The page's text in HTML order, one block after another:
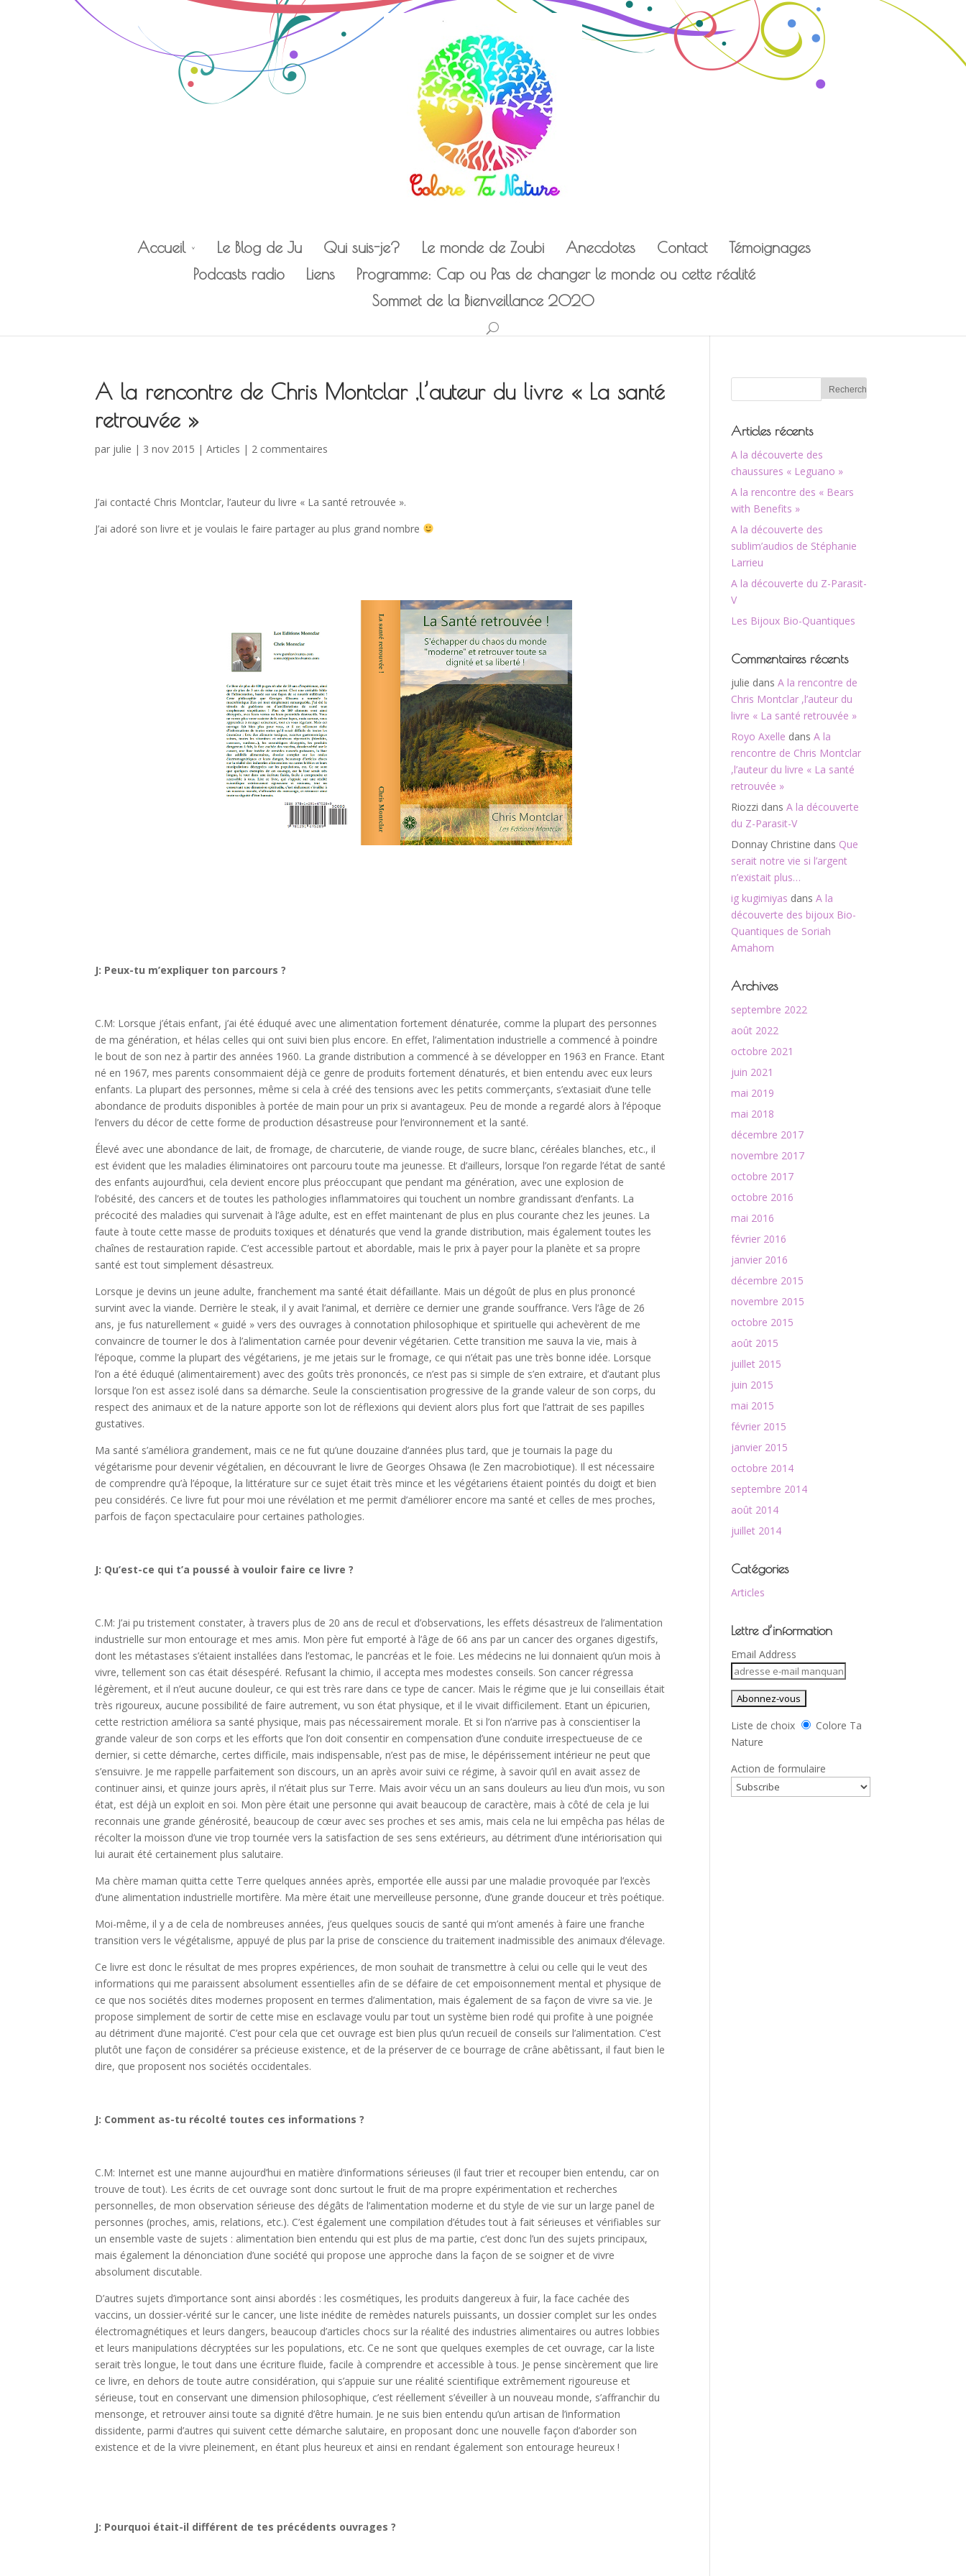
Accueil Le Blog de Ju Qui suis-je? Le monde de Zoubi Anecdotes Contact
Témoignages
Podcasts radio
Liens
Programme: Cap ou Pas de changer le monde ou cette réalité
Sommet de la Bienveillance 2020
A la rencontre de Chris Montclar ,l’auteur du livre « La santé
retrouvée »
par julie | 3 nov 2015 | Articles | 2 commentaires
J’ai contacté Chris Montclar, l’auteur du livre « La santé retrouvée ».
J’ai adoré son livre et je voulais le faire partager au plus grand nombre
J: Peux-tu m’expliquer ton parcours ?
C.M: Lorsque j’étais enfant, j’ai été éduqué avec une alimentation fortement dénaturée, comme la plupart des personnes
de ma génération, et hélas celles qui ont suivi bien plus encore. En effet, l’alimentation industrielle a commencé à poindre
le bout de son nez à partir des années 1960. La grande distribution a commencé à se développer en 1963 en France. Etant
né en 1967, mes parents consommaient déjà ce genre de produits fortement dénaturés, et bien entendu avec eux leurs
enfants. La plupart des personnes, même si cela à créé des tensions avec les petits commerçants, s’extasiait d’une telle
abondance de produits disponibles à portée de main pour un prix si avantageux. Peu de monde a regardé alors à l’époque
l’envers du décor de cette forme de production désastreuse pour l’environnement et la santé.
Élevé avec une abondance de lait, de fromage, de charcuterie, de viande rouge, de sucre blanc, céréales blanches, etc., il
est évident que les maladies éliminatoires ont parcouru toute ma jeunesse. Et d’ailleurs, lorsque l’on regarde l’état de santé
des enfants aujourd’hui, cela devient encore plus préoccupant que pendant ma génération, avec une explosion de
l’obésité, des cancers et de toutes les pathologies inflammatoires qui touchent un nombre grandissant d’enfants. La
précocité des maladies qui survenait à l’âge adulte, est en effet maintenant de plus en plus courante chez les jeunes. La
faute à toute cette masse de produits toxiques et dénaturés que vend la grande distribution, mais également toutes les
chaînes de restauration rapide. C’est accessible partout et abordable, mais le prix à payer pour la planète et sa propre
santé est tout simplement désastreux.
Lorsque je devins un jeune adulte, franchement ma santé était défaillante. Mais un dégoût de plus en plus prononcé
survint avec la viande. Derrière le steak, il y avait l’animal, et derrière ce dernier une grande souffrance. Vers l’âge de 26
ans, je fus naturellement « guidé » vers des ouvrages à connotation philosophique et spirituelle qui achevèrent de me
convaincre de tourner le dos à l’alimentation carnée pour devenir végétarien. Cette transition me sauva la vie, mais à
l’époque, comme la plupart des végétariens, je me jetais sur le fromage, ce qui n’était pas une très bonne idée. Lorsque
l’on a été éduqué (alimentairement) avec des goûts très prononcés, ce n’est pas si simple de s’en extraire, et d’autant plus
lorsque l’on est assez isolé dans sa démarche. Seule la conscientisation progressive de la grande valeur de son corps, du
respect des animaux et de la nature apporte son lot de réflexions qui devient alors plus fort que l’attrait de ses papilles
gustatives.
Ma santé s’améliora grandement, mais ce ne fut qu’une douzaine d’années plus tard, que je tournais la page du
végétarisme pour devenir végétalien, en découvrant le livre de Georges Ohsawa (le Zen macrobiotique). Il est nécessaire
de comprendre qu’à l’époque, la littérature sur ce sujet était très mince et les végétariens étaient pointés du doigt et bien
peu considérés. Ce livre fut pour moi une révélation et me permit d’améliorer encore ma santé et celles de mes proches,
parfois de façon spectaculaire pour certaines pathologies.
J: Qu’est-ce qui t’a poussé à vouloir faire ce livre ?
C.M: J’ai pu tristement constater, à travers plus de 20 ans de recul et d’observations, les effets désastreux de l’alimentation
industrielle sur mon entourage et mes amis. Mon père fut emporté à l’âge de 66 ans par un cancer des organes digestifs,
dont les métastases s’étaient installées dans l’estomac, le pancréas et le foie. Les médecins ne lui donnaient qu’un mois à
vivre, tellement son cas était désespéré. Refusant la chimio, il accepta mes modestes conseils. Son cancer régressa
légèrement, et il n’eut aucune douleur, ce qui est très rare dans ce type de cancer. Mais le régime que je lui conseillais était
très rigoureux, aucune possibilité de faire autrement, vu son état physique, et il le vivait difficilement. Etant un épicurien,
cette restriction améliora sa santé physique, mais pas nécessairement morale. Et si l’on n’arrive pas à conscientiser la
grande valeur de son corps et les efforts que l’on doit consentir en compensation d’une conduite irrespectueuse de ce
dernier, si cette démarche, certes difficile, mais indispensable, n’est pas de mise, le dépérissement intérieur ne peut que
s’ensuivre. Je me rappelle parfaitement son discours, un an après avoir suivi ce régime, à savoir qu’il en avait assez de
continuer ainsi, et quinze jours après, il n’était plus sur Terre. Mais avoir vécu un an sans douleurs au lieu d’un mois, vu son
état, est déjà un exploit en soi. Mon père était une personne qui avait beaucoup de caractère, mais à côté de cela je lui
reconnais une grande générosité, beaucoup de cœur avec ses proches et ses amis, mais cela ne lui empêcha pas hélas de
récolter la moisson d’une vie trop tournée vers la satisfaction de ses sens extérieurs, au détriment d’une intériorisation qui
lui aurait été certainement plus salutaire.
Ma chère maman quitta cette Terre quelques années après, emportée elle aussi par une maladie provoquée par l’excès
d’une alimentation industrielle mortifère. Ma mère était une merveilleuse personne, d’une grande douceur et très poétique.
Moi-même, il y a de cela de nombreuses années, j’eus quelques soucis de santé qui m’ont amenés à faire une franche
transition vers le végétalisme, appuyé de plus par la prise de conscience du traitement inadmissible des animaux d’élevage.
Ce livre est donc le résultat de mes propres expériences, de mon souhait de transmettre à celui ou celle qui le veut des
informations qui me paraissent absolument essentielles afin de se défaire de cet empoisonnement mental et physique de
ce que nos sociétés dites modernes proposent en termes d’alimentation, mais également de sa façon de vivre sa vie. Je
propose simplement de sortir de cette mise en esclavage voulu par tout un système bien rodé qui profite à une poignée
au détriment d’une majorité. C’est pour cela que cet ouvrage est bien plus qu’un recueil de conseils sur l’alimentation. C’est
plutôt une façon de considérer sa précieuse existence, et de la préserver de ce bourrage de crâne abêtissant, il faut bien le
dire, que proposent nos sociétés occidentales.
J: Comment as-tu récolté toutes ces informations ?
C.M: Internet est une manne aujourd’hui en matière d’informations sérieuses (il faut trier et recouper bien entendu, car on
trouve de tout). Les écrits de cet ouvrage sont donc surtout le fruit de ma propre expérimentation et recherches
personnelles, de mon observation sérieuse des dégâts de l’alimentation moderne et du style de vie sur un large panel de
personnes (proches, amis, relations, etc.). C’est également une compilation d’études tout à fait sérieuses et vérifiables sur
un ensemble vaste de sujets : alimentation bien entendu qui est plus de ma partie, c’est donc l’un des sujets principaux,
mais également la dénonciation d’une société qui propose une approche dans la façon de se soigner et de vivre
absolument discutable.
D’autres sujets d’importance sont ainsi abordés : les cosmétiques, les produits dangereux à fuir, la face cachée des
vaccins, un dossier-vérité sur le cancer, une liste inédite de remèdes naturels puissants, un dossier complet sur les ondes
électromagnétiques et leurs dangers, beaucoup d’articles chocs sur la réalité des industries alimentaires ou autres lobbies
et leurs manipulations décryptées sur les populations, etc. Ce ne sont que quelques exemples de cet ouvrage, car la liste
serait très longue, le tout dans une écriture fluide, facile à comprendre et accessible à tous. Je pense sincèrement que lire
ce livre, en dehors de toute autre considération, qui s’appuie sur une réalité scientifique extrêmement rigoureuse et
sérieuse, tout en conservant une dimension philosophique, c’est réellement s’éveiller à un nouveau monde, s’affranchir du
mensonge, et retrouver ainsi toute sa dignité d’être humain. Je ne suis bien entendu qu’un artisan de l’information
dissidente, parmi d’autres qui suivent cette démarche salutaire, en proposant donc une nouvelle façon d’aborder son
existence et de la vivre pleinement, en étant plus heureux et ainsi en rendant également son entourage heureux !
J: Pourquoi était-il différent de tes précédents ouvrages ?
Articles récents
A la découverte des
chaussures « Leguano »
A la rencontre des « Bears
with Benefits »
A la découverte des
sublim’audios de Stéphanie
Larrieu
A la découverte du Z-Parasit-
V
Les Bijoux Bio-Quantiques
Commentaires récents
julie dans A la rencontre de
Chris Montclar ,l’auteur du
livre « La santé retrouvée »
Royo Axelle dans A la
rencontre de Chris Montclar
,l’auteur du livre « La santé
retrouvée »
Riozzi dans A la découverte
du Z-Parasit-V
Donnay Christine dans Que
serait notre vie si l’argent
n’existait plus…
ig kugimiyas dans A la
découverte des bijoux Bio-
Quantiques de Soriah
Amahom
Archives
septembre 2022
août 2022
octobre 2021
juin 2021
mai 2019
mai 2018
décembre 2017
novembre 2017
octobre 2017
octobre 2016
mai 2016
février 2016
janvier 2016
décembre 2015
novembre 2015
octobre 2015
août 2015
juillet 2015
juin 2015
mai 2015
février 2015
janvier 2015
octobre 2014
septembre 2014
août 2014
juillet 2014
Catégories
Articles
Lettre d’information
Email Address
Liste de choix
Colore Ta
Nature
Action de formulaire